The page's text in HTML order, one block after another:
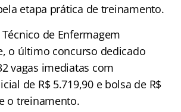
etapa prática de treinamento.
de Enfermagem
o último concurso dedicado
vagas imediatas com
de R$ 5.719,90 e bolsa de R$
o treinamento.